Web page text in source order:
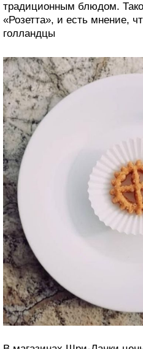
традиционным блюдом.
«Розетта», и есть мнение,
голландцы